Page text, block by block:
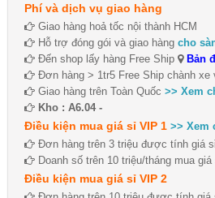
Phí và dịch vụ giao hàng
Giao hàng hoả tốc nội thành HCM
Hỗ trợ đóng gói và giao hàng cho
Đến shop lấy hàng Free Ship
Bản
Đơn hàng > 1tr5 Free Ship chành xe
Giao hàng trên Toàn Quốc >> Xem
Kho : A6.04 -
Điều kiện mua giá sỉ VIP 1 >> Xem
Đơn hàng trên 3 triệu được tính giá
Doanh số trên 10 triệu/tháng mua giá
Điều kiện mua giá sỉ VIP 2